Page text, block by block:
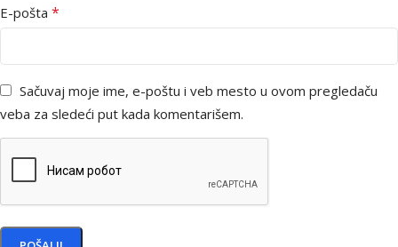
E-pošta *
Sačuvaj moje ime, e-poštu i veb mesto u ovom pregledaču
veba za sledeći put kada komentarišem.